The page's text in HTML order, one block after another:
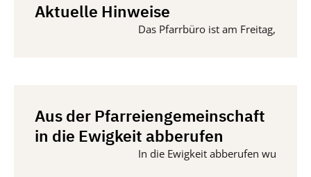
Aktuelle Hinweise
Das Pfarrbüro ist am Freitag, 14.
Aus der Pfarreiengemeinschaft
in die Ewigkeit abberufen
In die Ewigkeit abberufen wurden